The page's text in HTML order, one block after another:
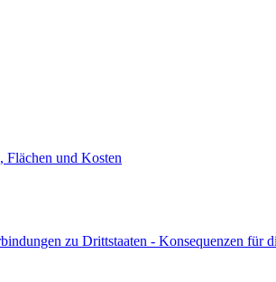
Flächen und Kosten
zu Drittstaaten - Konsequenzen für